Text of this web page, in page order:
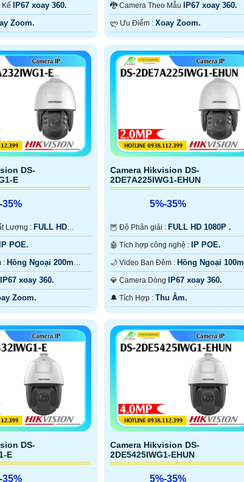
Kế IP67 xoay 360.
Zoom.
🐉️ Camera Theo Mẫu IP67 xoay 360.
️ლ Ưu Điểm : Xoay Zoom.
DS-
E
35%
Lượng : FULL HD
IP POE.
⭐ Nhìn Ban Đêm : Hồng Ngoại 200m
IR.
IP67 xoay 360.
Zoom.
Camera Hikvision DS-
2DE7A225IWG1-EHUN
5%-35%
🦉 Độ Phân giải : FULL HD 1080P .
🤖️ Tích hợp công nghệ : IP POE.
🌙 Video Ban Đêm : Hồng Ngoại 100m
Hồng Ngoại Smart IR.
💎 Camera Dòng IP67 xoay 360.
️🔔 Tích Hợp : Thu Âm.
DS-
E
35%
Camera Hikvision DS-
2DE5425IWG1-EHUN
5%-35%